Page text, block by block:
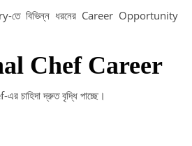
তে বিভিন্ন ধরনের Career Opportunity
Chef Career
চাহিদা দ্রুত বৃদ্ধি পাচ্ছে।